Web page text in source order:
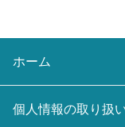
ホーム
個人情報の取り扱